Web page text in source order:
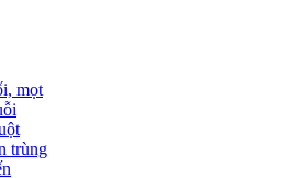
mọt
trùng